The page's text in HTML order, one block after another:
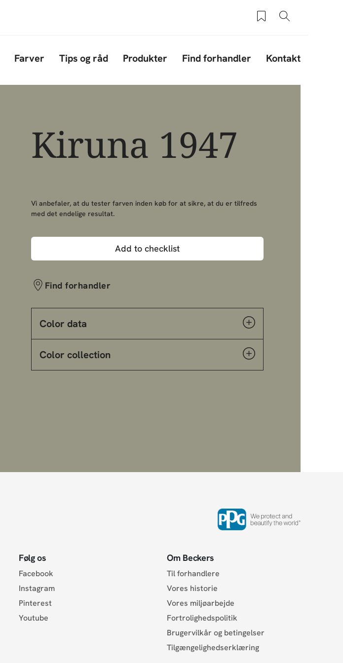
Saved products
Søg
Farver Tips og råd Produkter Find forhandler Kontakt
Kiruna 1947
Vi anbefaler, at du tester farven inden køb for at sikre, at du er tilfreds
med det endelige resultat.
Add to checklist
Find forhandler
Color data
Color collection
Følg os
Facebook
Instagram
Pinterest
Youtube
Om Beckers
Til forhandlere
Vores historie
Vores miljøarbejde
Fortrolighedspolitik
Brugervilkår og betingelser
Tilgængelighedserklæring